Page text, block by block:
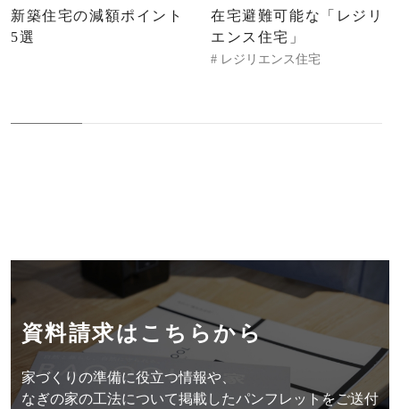
新築住宅の減額ポイント
5選
在宅避難可能な「レジリ
エンス住宅」
# レジリエンス住宅
資料請求はこちらから
家づくりの準備に役立つ情報や、
なぎの家の工法について掲載したパンフレットをご送付